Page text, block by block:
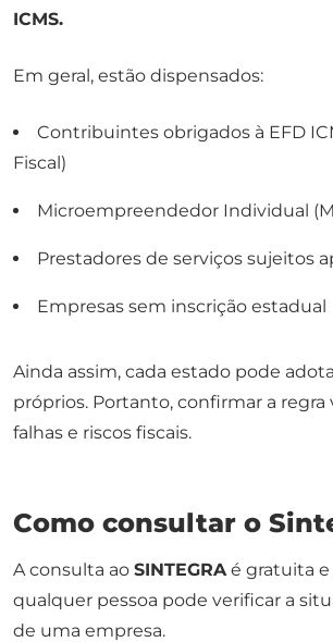
ICMS.
Em geral, estão dispensados:
Contribuintes obrigados à EFD
Fiscal)
Microempreendedor Individual
Prestadores de serviços sujeitos
Empresas sem inscrição estadual
Ainda assim, cada estado pode
próprios. Portanto, confirmar a
falhas e riscos fiscais.
Como consultar o
A consulta ao SINTEGRAé gratuita e
qualquer pessoa pode verificar a
de uma empresa.